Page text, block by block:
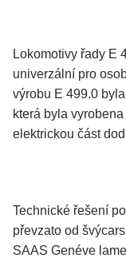
Lokomotivy řady E
univerzální pro
výrobu E 499.0
která byla
elektrickou část
Technické řešení
převzato od
SAAS Genéve